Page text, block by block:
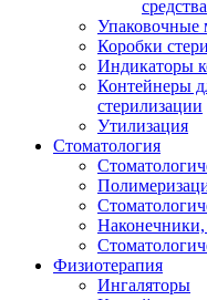
средства
Упаковочные
Коробки
Индикаторы
Контейнеры
стерилизации
Утилизация
Стоматология
Физиотерапия
Ингаляторы